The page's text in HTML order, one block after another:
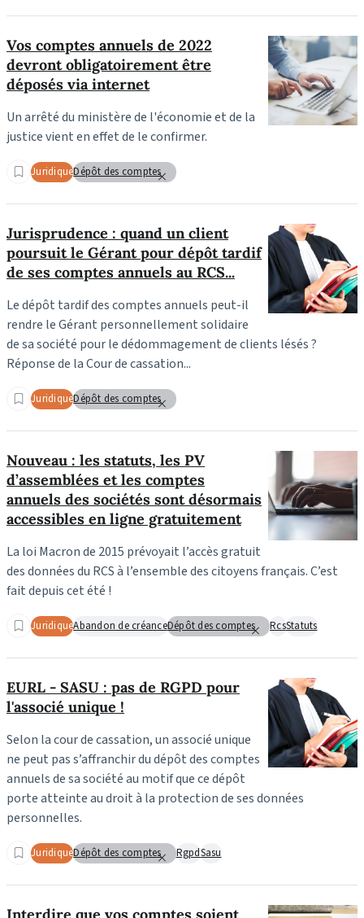
Vos comptes annuels de 2022
devront obligatoirement être
déposés via internet
Un arrêté du ministère de l'économie et de la
justice vient en effet de le confirmer.
JuridiqueDépôt des comptes
Jurisprudence : quand un client
poursuit le Gérant pour dépôt tardif
de ses comptes annuels au RCS...
Le dépôt tardif des comptes annuels peut-il
rendre le Gérant personnellement solidaire
de sa société pour le dédommagement de clients lésés ?
Réponse de la Cour de cassation...
JuridiqueDépôt des comptes
Nouveau : les statuts, les PV
d’assemblées et les comptes
annuels des sociétés sont désormais
accessibles en ligne gratuitement
La loi Macron de 2015 prévoyait l’accès gratuit
des données du RCS à l’ensemble des citoyens français. C’est
fait depuis cet été !
JuridiqueAbandon de créanceDépôt des comptes RcsStatuts
EURL - SASU : pas de RGPD pour
l'associé unique !
Selon la cour de cassation, un associé unique
ne peut pas s’affranchir du dépôt des comptes
annuels de sa société au motif que ce dépôt
porte atteinte au droit à la protection de ses données
personnelles.
JuridiqueDépôt des comptes RgpdSasu